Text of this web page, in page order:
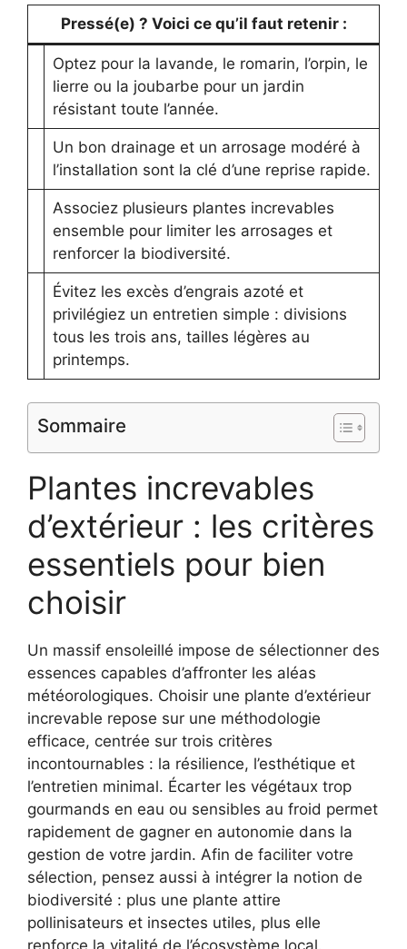
Pressé(e) ? Voici ce qu’il faut retenir :
Optez pour la lavande, le romarin, l’orpin, le
lierre ou la joubarbe pour un jardin
résistant toute l’année.
Un bon drainage et un arrosage modéré à
l’installation sont la clé d’une reprise rapide.
Associez plusieurs plantes increvables
ensemble pour limiter les arrosages et
renforcer la biodiversité.
Évitez les excès d’engrais azoté et
privilégiez un entretien simple : divisions
tous les trois ans, tailles légères au
printemps.
Sommaire
Plantes increvables
d’extérieur : les critères
essentiels pour bien
choisir
Un massif ensoleillé impose de sélectionner des
essences capables d’affronter les aléas
météorologiques. Choisir une plante d’extérieur
increvable repose sur une méthodologie
efficace, centrée sur trois critères
incontournables : la résilience, l’esthétique et
l’entretien minimal. Écarter les végétaux trop
gourmands en eau ou sensibles au froid permet
rapidement de gagner en autonomie dans la
gestion de votre jardin. Afin de faciliter votre
sélection, pensez aussi à intégrer la notion de
biodiversité : plus une plante attire
pollinisateurs et insectes utiles, plus elle
renforce la vitalité de l’écosystème local.